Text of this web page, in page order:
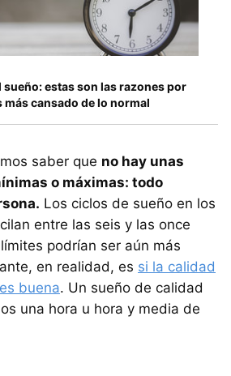
estas son las razones por
más cansado de lo normal
saber que no hay unas
o máximas: todo
Los ciclos de sueño en los
entre las seis y las once
podrían ser aún más
en realidad, es si la calidad
buena. Un sueño de calidad
una hora u hora y media de